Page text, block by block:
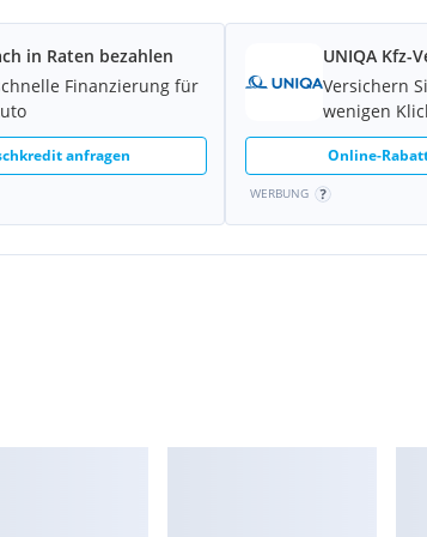
(Frontradar-
in Raten bezahlen
Finanzierung für
anfragen
UNIQA Kfz-
Versichern
wenigen
Online-
WERBUNG